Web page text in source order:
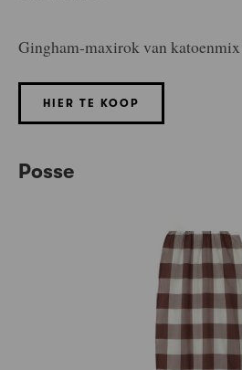
Gingham-maxirok van
HIER TE KOOP
Posse